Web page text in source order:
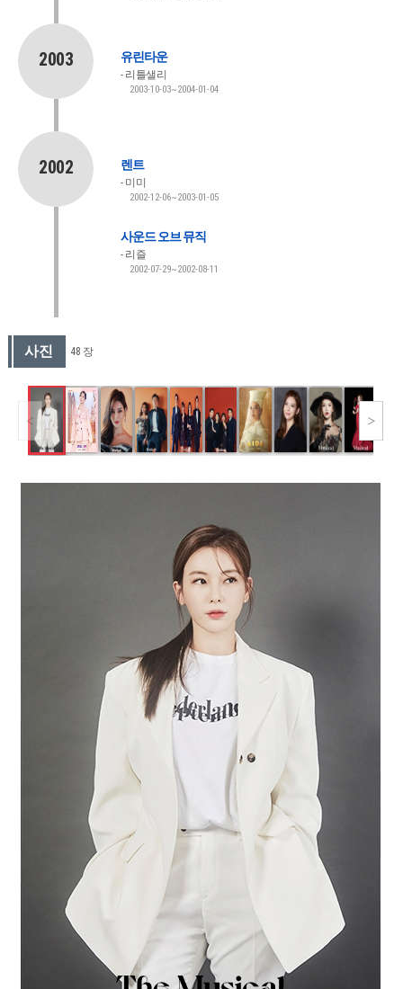
2003 유린타운
리틀샐리
2003-10-03~2004-01-04
2002 렌트
미미
2002-12-06~2003-01-05
사운드 오브 뮤직
리즐
2002-07-29~2002-08-11
사진 48 장